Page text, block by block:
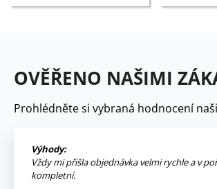
OVĚŘENO NAŠIMI
Prohlédněte si vybraná hodnocení
Výhody:
Vždy mi přišla objednávka velmi rychle a v
kompletní.